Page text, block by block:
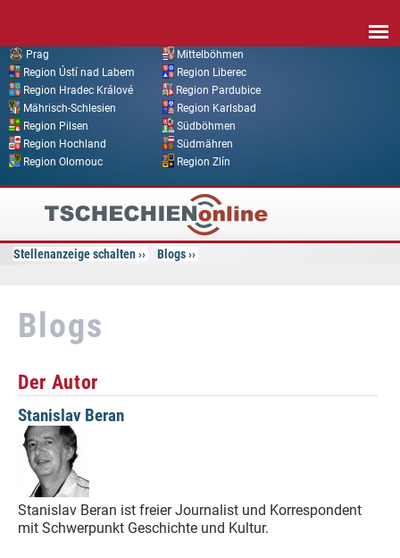
Prag
Mittelböhmen
Region Ústí nad Labem
Region Liberec
Region Hradec Králové
Region Pardubice
Mährisch-Schlesien
Region Karlsbad
Region Pilsen
Südböhmen
Region Hochland
Südmähren
Region Olomouc
Region Zlín
Tschechien
Online
Stellenanzeige schalten Blogs
Blogs
Der Autor
Stanislav Beran
Stanislav Beran ist freier Journalist und Korrespondent
mit Schwerpunkt Geschichte und Kultur.